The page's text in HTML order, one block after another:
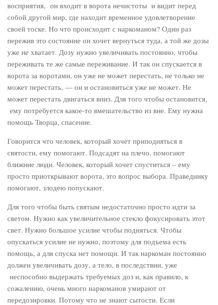
восприятия, он входит в ворота нечистоты и видит перед
собой другой мир, где находит временное удовлетворение
своей тоске. Но что происходит с наркоманом? Один раз
пережив это состояние он хочет вернуться туда, а той же дозы
уже не хватает. Дозу нужно увеличивать постоянно, чтобы
переживать те же самые переживание. И так он спускается в
ворота за воротами, он уже не может перестать, не только не
может перестать, — он и остановиться уже не может. Не
может перестать двигаться вниз. Для того чтобы остановится,
ему потребуется какое-то вмешательство из вне. Ему нужна
помощь Творца, спасение.
Говорится что человек, который хочет приподняться в
святости, ему помогают. Подсадят на плечо, помогают
ближние люди. Человек, который хочет спуститься – ему
просто приоткрывают ворота, это вопрос выбора. Праведнику
помогают, злодею попускают.
Для того чтобы быть святым недостаточно просто идти за
светом. Нужно как увеличительное стекло фокусировать этот
свет. Нужно большое усилие чтобы подняться. Чтобы
опускаться усилие не нужно, поэтому для подъема есть
помощь, а для спуска нет помощи. И так наркоман постоянно
должен увеличивать дозу, а тело, в последствии, уже
неспособно выдержать требуемых доз и, как правило, к
сожалению, очень много наркоманов умирают от
передозировки. Потому что не знают сытости. Если